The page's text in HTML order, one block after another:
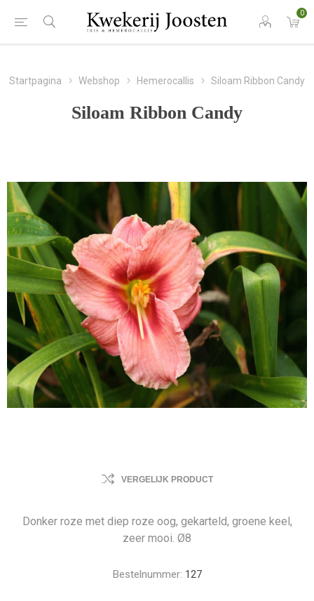
0
Startpagina Webshop Hemerocallis Siloam Ribbon Candy
Siloam Ribbon Candy
VERGELIJK PRODUCT
Donker roze met diep roze oog, gekarteld, groene keel,
zeer mooi. Ø8
Bestelnummer: 127